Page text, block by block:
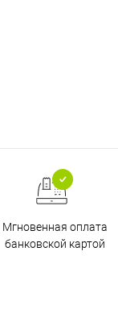
Мгновенная оплата
банковской картой